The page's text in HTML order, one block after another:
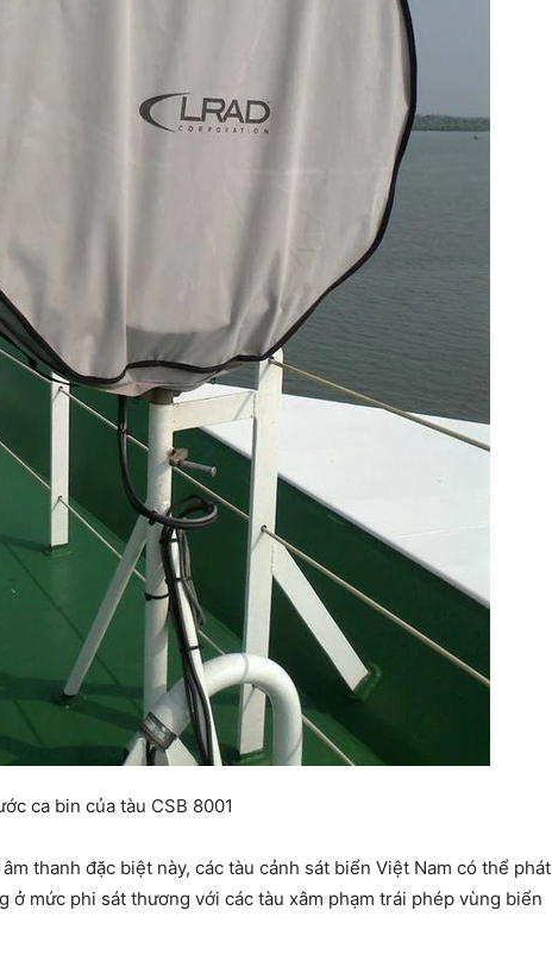
ca bin của tàu CSB 8001
thanh đặc biệt này, các tàu cảnh sát biển Việt Nam có thể phát
ở mức phi sát thương với các tàu xâm phạm trái phép vùng biển